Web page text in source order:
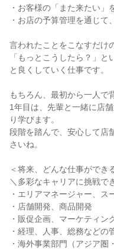
・お客様の「また来たい」
・お店の予算管理を通じて
言われたことをこなすだけ
「もっとこうしたら？」
と良くしていく仕事です。
もちろん、最初から一人で
1年目は、先輩と一緒に店
り学びます。
段階を踏んで、安心して店
さいね。
＜将来、どんな仕事ができ
＼多彩なキャリアに挑戦で
・エリアマネージャー、ス
・店舗開発、商品開発
・販促企画、マーケティン
・経理、人事、総務などの
・海外事業部門（アジア圏